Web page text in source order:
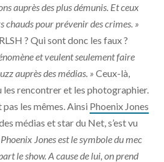
auprès des plus démunis. Et ceux
chauds pour prévenir des crimes. »
? Qui sont donc les faux ?
et veulent seulement faire
auprès des médias. »Ceux-là,
les rencontrer et les photographier.
les mêmes. Ainsi Phoenix Jones
médias et star du Net, s’est vu
Phoenix Jones est le symbole du mec
le show. A cause de lui, on prend